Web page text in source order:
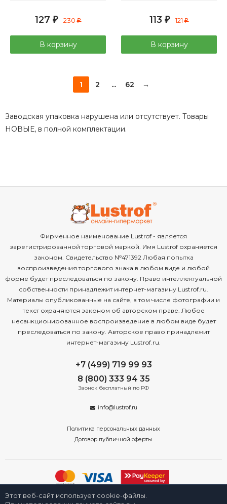
127 ₽ 230₽
В корзину
113 ₽ 121₽
В корзину
1 2 ... 62 →
Заводская упаковка нарушена или отсутствует. Товары
НОВЫЕ, в полной комплектации.
Фирменное наименование Lustrof - является
зарегистрированной торговой маркой. Имя Lustrof охраняется
законом. Свидетельство №471392 Любая попытка
воспроизведения торгового знака в любом виде и любой
форме будет преследоваться по закону. Право интеллектуальной
собственности принадлежит интернет-магазину Lustrof.ru.
Материалы опубликованные на сайте, в том числе фотографии и
текст охраняются законом об авторском праве. Любое
несанкционированное воспроизведение в любом виде будет
преследоваться по закону. Авторское право принадлежит
интернет-магазину Lustrof.ru.
+7 (499) 719 99 93
8 (800) 333 94 35
Звонок бесплатный по РФ
info@lustrof.ru
Политика персональных данных
Договор публичной оферты
2008-2026 © Интернет-магазин «Люстроф» в Екатеринбурге - приборы
Этот веб-сайт использует cookie-файлы.